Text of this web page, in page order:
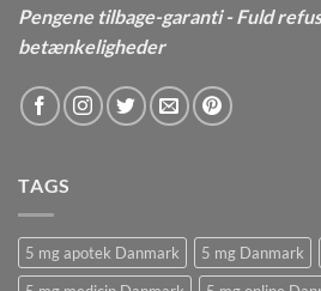
Pengene tilbage-garanti - Fuld
betænkeligheder
TAGS
5 mg apotek Danmark 5 mg Danmark